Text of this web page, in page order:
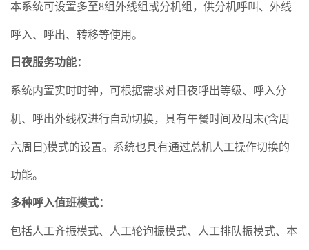
本系统可设置多至8组外线组或分机组，供分机呼叫、外线
呼入、呼出、转移等使用。
日夜服务功能：
系统内置实时时钟，可根据需求对日夜呼出等级、呼入分
机、呼出外线权进行自动切换，具有午餐时间及周末(含周
六周日)模式的设置。系统也具有通过总机人工操作切换的
功能。
多种呼入值班模式：
包括人工齐振模式、人工轮询振模式、人工排队振模式、本